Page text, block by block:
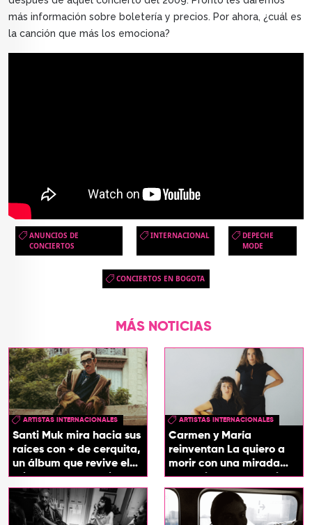
más información sobre boletería y precios. Por ahora, ¿cuál es
la canción que más los emociona?
ANUNCIOS DE
CONCIERTOS
INTERNACIONAL
DEPECHE
MODE
CONCIERTOS EN BOGOTA
MÁS NOTICIAS
ARTISTAS INTERNACIONALES
Santi Muk mira hacia sus
raíces con + de cerquita,
un álbum que revive el
origen de sus canciones
ARTISTAS INTERNACIONALES
Carmen y María
reinventan La quiero a
morir con una mirada
entre el flamenco y el
soul